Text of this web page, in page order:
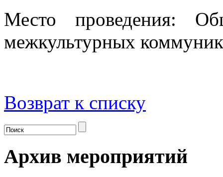
Место проведения:
межкультурных
Возврат к списку
Архив мероприятий